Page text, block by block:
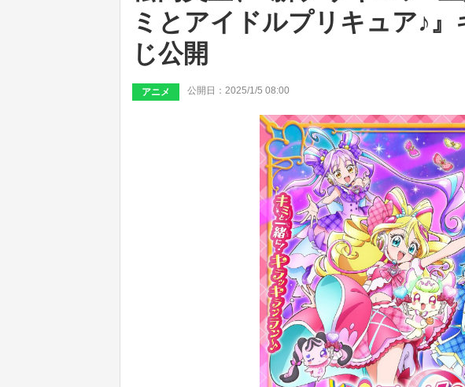
ミとアイドルプリキュア♪
じ公開
アニメ 公開日：2025/1/5 08:00